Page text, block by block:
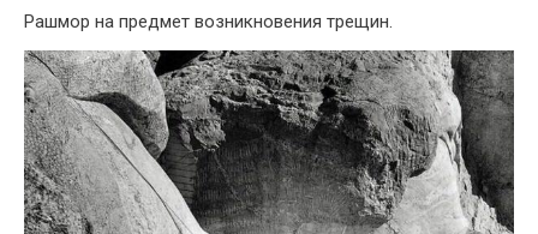
Рашмор на предмет возникновения трещин.